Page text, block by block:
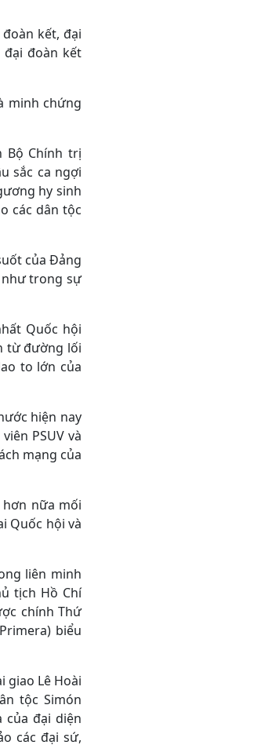
kết, đại
đại đoàn kết
minh chứng
Bộ Chính trị
sắc ca ngợi
hy sinh
các dân tộc
của Đảng
như trong sự
Quốc hội
từ đường lối
to lớn của
hiện nay
PSUV và
mạng của
nữa mối
Quốc hội và
liên minh
tịch Hồ Chí
chính Thứ
biểu
giao Lê Hoài
tộc Simón
của đại diện
các đại sứ,